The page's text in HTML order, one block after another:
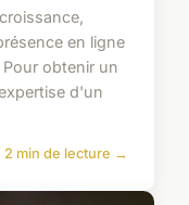
en ligne
obtenir un
d'un
2 min de lecture →